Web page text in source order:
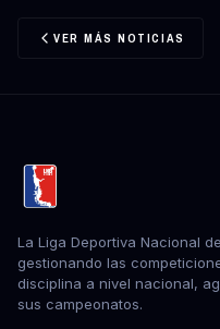
VER MÁS NOTICIAS
La Liga Deportiva Nacional
gestionando las
disciplina a nivel nacional,
sus campeonatos.